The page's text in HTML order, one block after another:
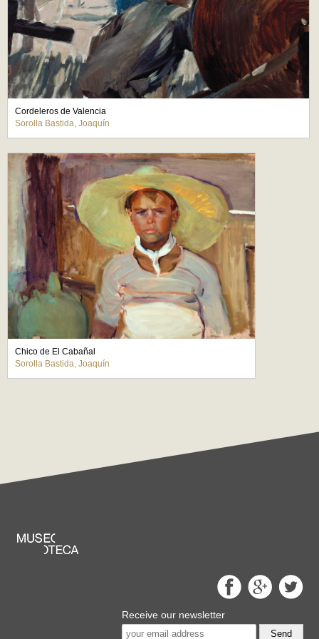
Cordeleros de Valencia
Sorolla Bastida, Joaquín
Chico de El Cabañal
Sorolla Bastida, Joaquín
Receive our newsletter
Send